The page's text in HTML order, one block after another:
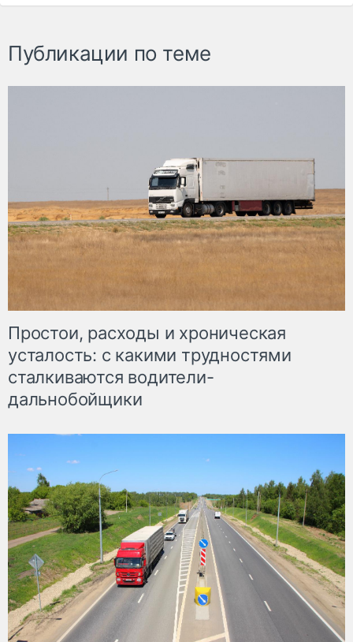
Публикации по теме
Простои, расходы и хроническая
усталость: с какими трудностями
сталкиваются водители-
дальнобойщики